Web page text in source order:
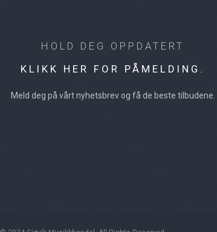
HOLD DEG OPPDATERT
KLIKK HER FOR PÅMELDING.
Meld deg på vårt nyhetsbrev og få de beste tilbudene.